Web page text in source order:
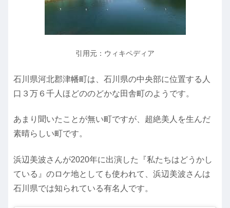
引用元：ウィキペディア
石川県河北郡津幡町は、石川県の中央部に位置する人
口３万６千人ほどののどかな田舎町のようです。
あまり聞いたことが無い町ですが、超絶美人を生んだ
素晴らしい町です。
浜辺美波さんが2020年に出演した『私たちはどうかし
ている』のロケ地としても使われて、 浜辺美波さんは
石川県では知られている有名人です。